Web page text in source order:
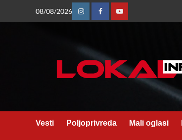
08/08/2026
InstagramFacebookYoutube
Vesti Poljoprivreda Mali oglasi